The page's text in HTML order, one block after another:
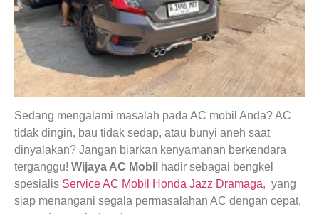
Sedang mengalami masalah pada AC mobil Anda? AC
tidak dingin, bau tidak sedap, atau bunyi aneh saat
dinyalakan? Jangan biarkan kenyamanan berkendara
terganggu! Wijaya AC Mobil hadir sebagai bengkel
spesialis Service AC Mobil Honda Jazz Dramaga, yang
siap menangani segala permasalahan AC dengan cepat,